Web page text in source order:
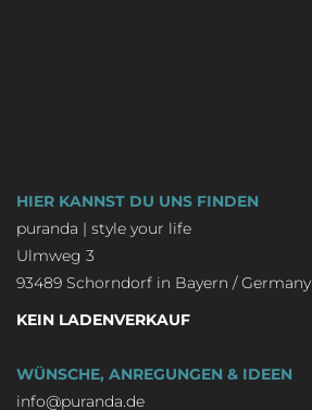
HIER KANNST DU UNS FINDEN
puranda | style your life
Ulmweg 3
93489 Schorndorf in Bayern / Germany
KEIN LADENVERKAUF
WÜNSCHE, ANREGUNGEN & IDEEN
info@puranda.de